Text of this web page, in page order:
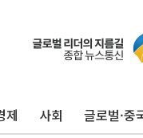
제 사회 글로벌·중